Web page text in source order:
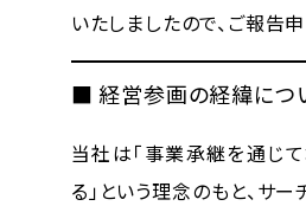
いたしましたので、ご報告
■ 経営参画の経緯につ
当社は「事業承継を通じ
る」という理念のもと、サ